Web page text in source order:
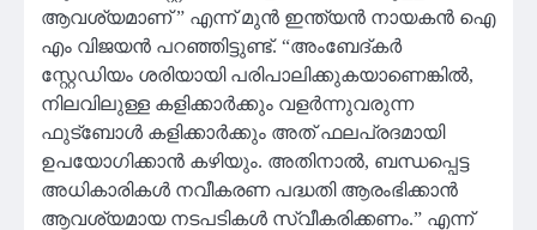
ആവശ്യമാണ് ” എന്ന് മുൻ ഇന്ത്യൻ നായകൻ ഐ
എം വിജയൻ പറഞ്ഞിട്ടുണ്ട്. “അംബേദ്കർ
സ്റ്റേഡിയം ശരിയായി പരിപാലിക്കുകയാണെങ്കിൽ,
നിലവിലുള്ള കളിക്കാർക്കും വളർന്നുവരുന്ന
ഫുട്ബോൾ കളിക്കാർക്കും അത് ഫലപ്രദമായി
ഉപയോഗിക്കാൻ കഴിയും. അതിനാൽ, ബന്ധപ്പെട്ട
അധികാരികൾ നവീകരണ പദ്ധതി ആരംഭിക്കാൻ
ആവശ്യമായ നടപടികൾ സ്വീകരിക്കണം.” എന്ന്